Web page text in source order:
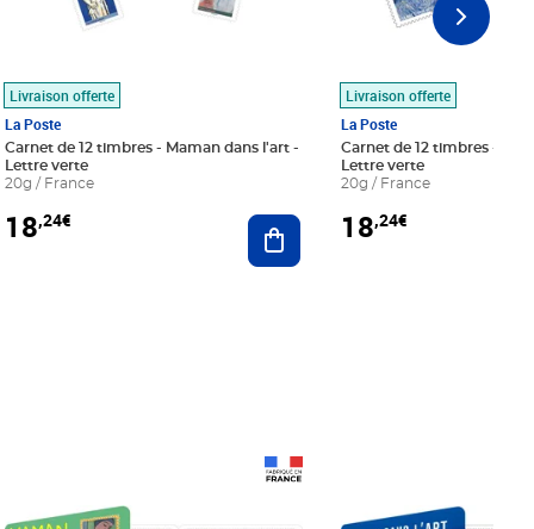
au panier
Livraison offerte
La Poste
Carnet de 12 timbres - Maman dans l'art -
Lettre verte
20g / France
18,24€ Ajouter au panier
Livraison offerte
La Poste
Carnet de 12 timbres - Le
Lettre verte
20g / France
18,24€